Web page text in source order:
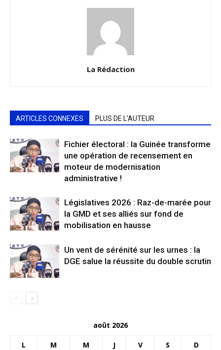
La Rédaction
ARTICLES CONNEXES PLUS DE L'AUTEUR
Fichier électoral : la Guinée transforme
une opération de recensement en
moteur de modernisation
administrative !
Législatives 2026 : Raz-de-marée pour
la GMD et ses alliés sur fond de
mobilisation en hausse
Un vent de sérénité sur les urnes : la
DGE salue la réussite du double scrutin
août 2026
L M M J V S D